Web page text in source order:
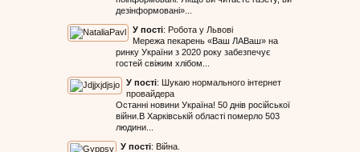
дезінформовані»...
У пості: Робота у Львові
Мережа пекарень «Ваш ЛАВаш» на
ринку України з 2020 року забезпечує
гостей свіжим хлібом...
У пості: Шукаю нормального інтернет
провайдера
Останні новини Україна! 50 днів російської
війни.В Харківській області померло 503
людини...
У пості: Війна.